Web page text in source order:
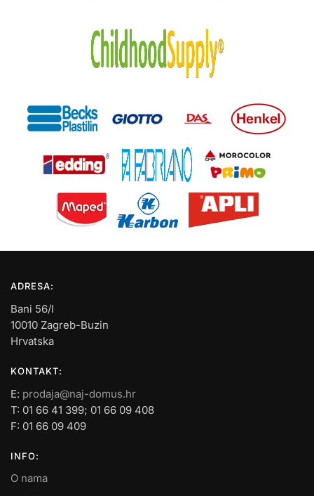
ADRESA:
Bani 56/I
10010 Zagreb-Buzin
Hrvatska
KONTAKT:
E: prodaja@naj-domus.hr
T: 01 66 41 399; 01 66 09 408
F: 01 66 09 409
INFO:
O nama